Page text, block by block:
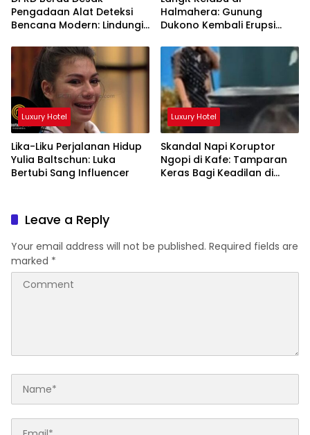
Pengadaan Alat Deteksi
Bencana Modern: Lindungi
Halmahera: Gunung
Dukono Kembali Erupsi
Luxury Hotel
Lika-Liku Perjalanan Hidup
Yulia Baltschun: Luka
Bertubi Sang Influencer
Luxury Hotel
Skandal Napi Koruptor
Ngopi di Kafe: Tamparan
Keras Bagi Keadilan di
Leave a Reply
Your email address will not be published. Required fields are
marked *